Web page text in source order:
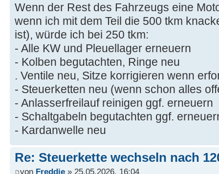
Wenn der Rest des Fahrzeugs eine
wenn ich mit dem Teil die 500 tkm
ist), würde ich bei 250 tkm:
- Alle KW und Pleuellager erneuern
- Kolben begutachten, Ringe neu
. Ventile neu, Sitze korrigieren wenn
- Steuerketten neu (wenn schon alles
- Anlasserfreilauf reinigen ggf. erneuern
- Schaltgabeln begutachten ggf.
- Kardanwelle neu
Re: Steuerkette wechseln nach
von Freddie » 25.05.2026, 16:04